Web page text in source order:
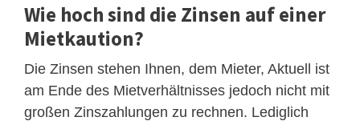
Wie hoch sind die Zinsen auf einer
Mietkaution?
Die Zinsen stehen Ihnen, dem Mieter, Aktuell ist
am Ende des Mietverhältnisses jedoch nicht mit
großen Zinszahlungen zu rechnen. Lediglich